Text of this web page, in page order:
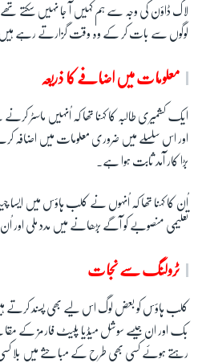
زبان
لاک ڈاؤن کی وجہ سے ہم کہیں آ جا نہیں سکتے
لوگوں سے بات کر کے وہ وقت گزارتے رہے
معلومات میں اضافے کا ذریعہ
ایک کشمیری طالبہ کا کہنا تھا کہ اُنہیں ماسٹر
اور اس سلسلے میں ضروری معلومات میں
بڑا کار آمد ثابت ہوا ہے۔
اُن کا کہنا تھا کہ اُنہوں نے کلب ہاؤس میں
تعلیمی منصوبے کو آگے بڑھانے میں مدد ملی اور
ٹرولنگ سے نجات
کلب ہاؤس کو بعض لوگ اس لیے بھی پسند کرتے ہیں
بک اور ان جیسے سوشل میڈیا پلیٹ فارمز کے
رہتے ہوئے کسی بھی طرح کے مباحثے میں بلا